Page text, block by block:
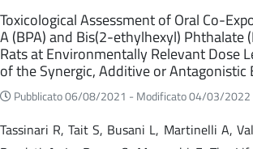
Eventi
Toxicological Assessment of Oral Co-
A (BPA) and Bis(2-ethylhexyl) Phthalate
Rats at Environmentally Relevant Dose
of the Synergic, Additive or Antagonistic
Pubblicato 06/08/2021 - Modificato 04/03/2022
Tassinari R, Tait S, Busani L, Martinelli A,